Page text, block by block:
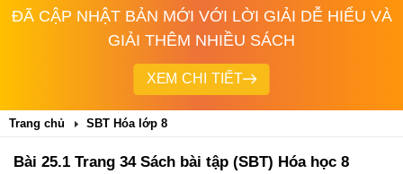
ĐÃ CẬP NHẬT BẢN MỚI VỚI LỜI GIẢI DỄ HIỂU VÀ
GIẢI THÊM NHIỀU SÁCH
XEM CHI TIẾT
Trang chủ SBT Hóa lớp 8
Bài 25.1 Trang 34 Sách bài tập (SBT) Hóa học 8